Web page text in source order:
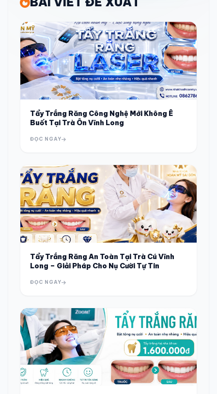
Tẩy Trắng Răng Công Nghệ Mới Không Ê
Buốt Tại Trà Ôn Vĩnh Long
ĐỌC NGAY
Tẩy Trắng Răng An Toàn Tại Trà Cú Vĩnh
Long – Giải Pháp Cho Nụ Cười Tự Tin
ĐỌC NGAY